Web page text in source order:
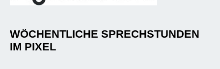
WÖCHENTLICHE SPRECHSTUNDEN
IM PIXEL